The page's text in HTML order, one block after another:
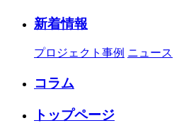
新着情報
プロジェクト事例 ニュース
コラム
トップページ